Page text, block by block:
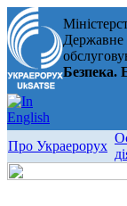
Державне
Безпека.
Про Украерорух